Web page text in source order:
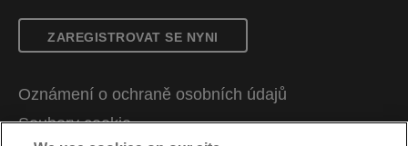
ZAREGISTROVAT SE NYNI
Oznámení o ochraně osobních údajů
Soubory cookie